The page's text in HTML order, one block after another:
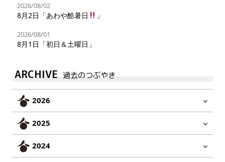
2026/08/02
8月2日「あわや酷暑日 」
2026/08/01
8月1日「初日＆土曜日」
ARCHIVE 過去のつぶやき
2026
2025
2024